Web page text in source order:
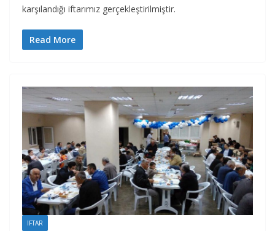
karşılandığı iftarımız gerçekleştirilmiştir.
Read More
İFTAR